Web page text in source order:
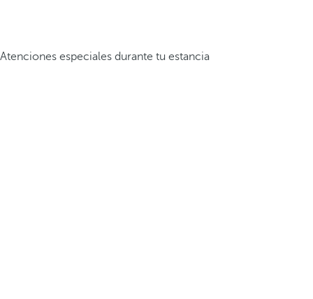
Atenciones especiales durante tu estancia